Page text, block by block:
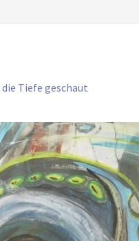
Tiefe geschaut